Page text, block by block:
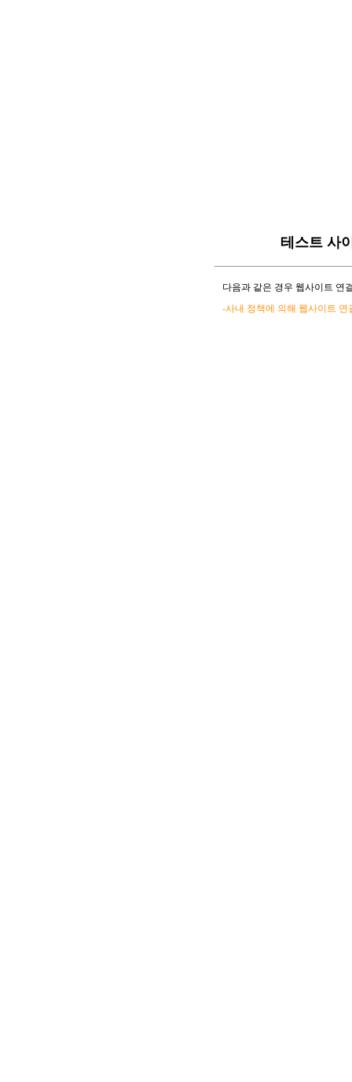
테스트 사
다음과 같은 경우 웹사이트 연
-사내 정책에 의해 웹사이트